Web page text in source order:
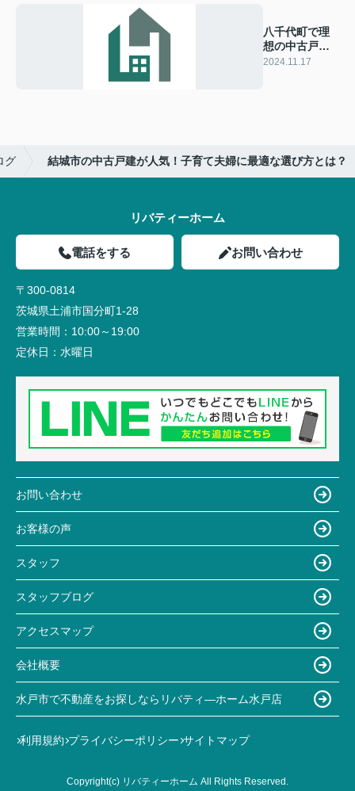
八千代町で理
想の中古戸建
を見つける秘
2024.11.17
グ 結城市の中古戸建が人気！子育て夫婦に最適な選び方とは？
リバティーホーム
電話をする お問い合わせ
〒300-0814
茨城県土浦市国分町1-28
営業時間： 10:00～19:00
定休日： 水曜日
お問い合わせ
お客様の声
スタッフ
スタッフブログ
アクセスマップ
会社概要
水戸市で不動産をお探しならリバティ―ホーム水戸店
利用規約 プライバシーポリシー サイトマップ
Copyright(c) リバティーホーム All Rights Reserved.